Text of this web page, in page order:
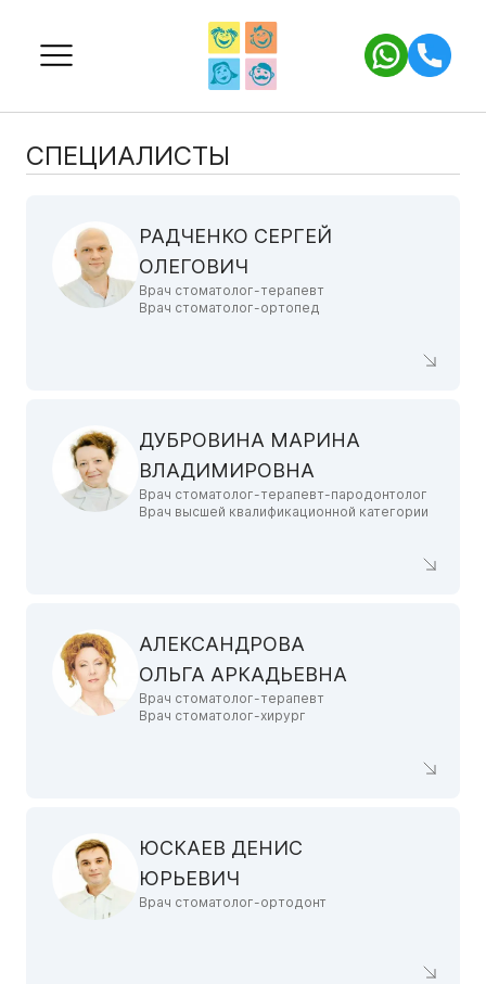
СПЕЦИАЛИСТЫ
РАДЧЕНКО СЕРГЕЙ
ОЛЕГОВИЧ
Врач стоматолог-терапевт
Врач стоматолог-ортопед
ДУБРОВИНА МАРИНА
ВЛАДИМИРОВНА
Врач стоматолог-терапевт-пародонтолог
Врач высшей квалификационной категории
АЛЕКСАНДРОВА
ОЛЬГА АРКАДЬЕВНА
Врач стоматолог-терапевт
Врач стоматолог-хирург
ЮСКАЕВ ДЕНИС
ЮРЬЕВИЧ
Врач стоматолог-ортодонт